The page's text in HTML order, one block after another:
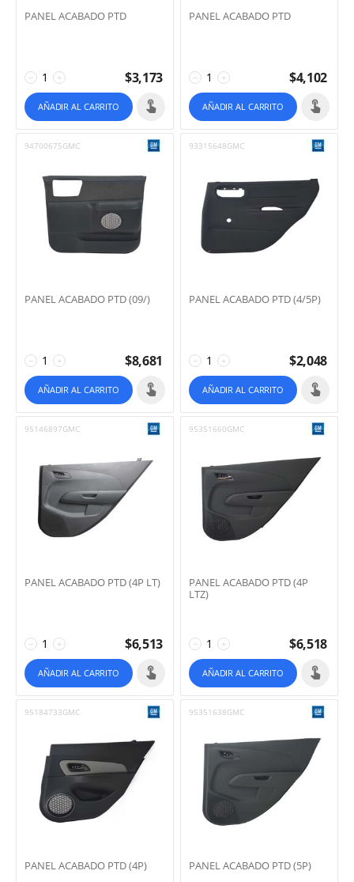
PANEL ACABADO PTD
+
− $3,173
AÑADIR AL CARRITO
PANEL ACABADO PTD
+
− $4,102
AÑADIR AL CARRITO
94700675GMC
PANEL ACABADO PTD (09/)
+
− $8,681
AÑADIR AL CARRITO
93315648GMC
PANEL ACABADO PTD (4/5P)
+
− $2,048
AÑADIR AL CARRITO
95146897GMC
PANEL ACABADO PTD (4P LT)
+
− $6,513
AÑADIR AL CARRITO
95351660GMC
PANEL ACABADO PTD (4P
LTZ)
+
− $6,518
AÑADIR AL CARRITO
95184733GMC
PANEL ACABADO PTD (4P)
95351638GMC
PANEL ACABADO PTD (5P)